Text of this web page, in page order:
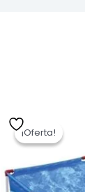
¡Oferta!
¡Oferta!original
era:
$